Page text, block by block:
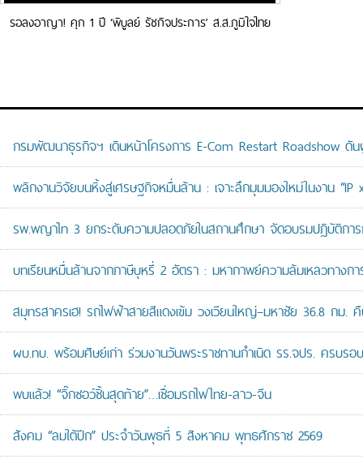
รอลงอาญา! คุก 1 ปี ‘พิบูลย์ รัชกิจประการ’ ส.ส.ภูมิใจไทย
กรมพัฒนาธุรกิจฯ เดินหน้าโครงการ E-Com Restart Roadshow ดั
พลิกงานวิจัยบนหิ้งสู่เศรษฐกิจหมื่นล้าน : เจาะลึกมุมมองใหม่ในงาน “IP
รพ.พญาไท 3 ยกระดับความปลอดภัยในสถานศึกษา จัดอบรมปฏิบัติกา
บทเรียนหมื่นล้านจากภาษีบุหรี่ 2 อัตรา : มหากาพย์ความล้มเหลวทางก
สมุทรสาครเฮ! รถไฟฟ้าสายสีแดงเข้ม วงเวียนใหญ่–มหาชัย 36.8 ก
ผบ.ทบ. พร้อมศิษย์เก่า ร่วมงานวันพระราชทานกำเนิด รร.จปร. ครบ
พบแล้ว! “จิ๊กซอว์ชิ้นสุดท้าย”…เชื่อมรถไฟไทย-ลาว-จีน
สังคม “ลมใต้ปีก” ประจำวันพุธที่ 5 สิงหาคม พุทธศักราช 2569